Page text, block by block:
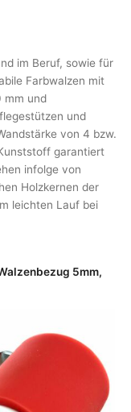
im Beruf, sowie für
Farbwalzen mit
mm und
und
von 4 bzw.
garantiert
infolge von
Holzkernen der
leichten Lauf bei
5mm,